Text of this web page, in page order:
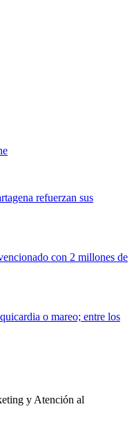
refuerzan sus
con 2 millones de
o mareo; entre los
y Atención al